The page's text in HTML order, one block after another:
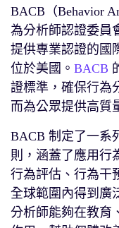
BACB（Behavior
為分析師認證委員
提供專業認證的國
位於美國。 BACB
證標準，確保行為
而為公眾提供高質
BACB 制定了一系
則，涵蓋了應用行
行為評估、行為干
全球範圍內得到廣
分析師能夠在教育